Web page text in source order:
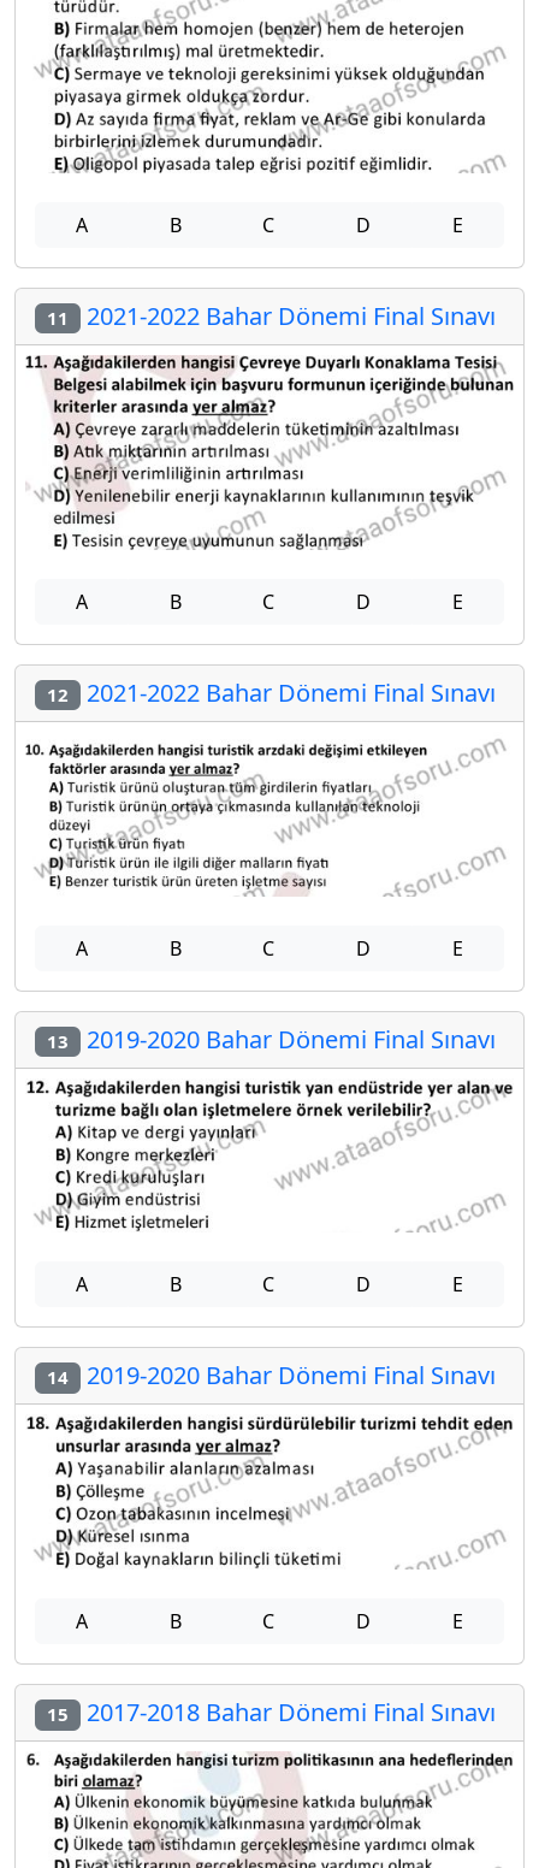
A B C D E
11 2021-2022 Bahar Dönemi Final Sınavı
A B C D E
12 2021-2022 Bahar Dönemi Final Sınavı
A B C D E
13 2019-2020 Bahar Dönemi Final Sınavı
A B C D E
14 2019-2020 Bahar Dönemi Final Sınavı
A B C D E
15 2017-2018 Bahar Dönemi Final Sınavı